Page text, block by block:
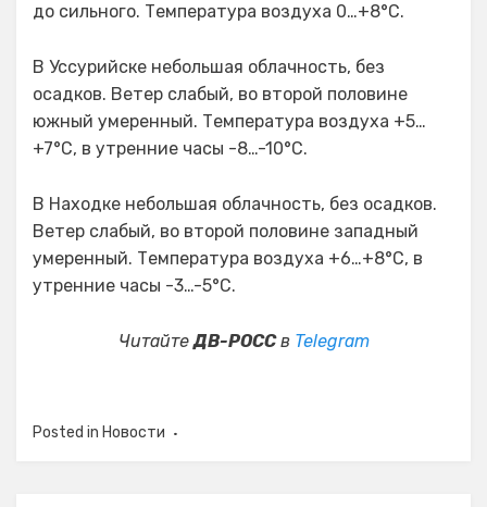
до сильного. Температура воздуха 0…+8°C.
В Уссурийске небольшая облачность, без
осадков. Ветер слабый, во второй половине
южный умеренный. Температура воздуха +5…
+7°C, в утренние часы -8…-10°C.
В Находке небольшая облачность, без осадков.
Ветер слабый, во второй половине западный
умеренный. Температура воздуха +6…+8°C, в
утренние часы -3…-5°C.
ЧитайтеДВ-РОССв Telegram
Posted in Новости